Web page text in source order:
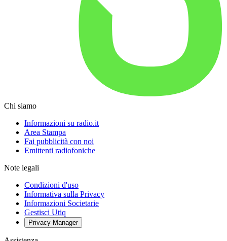
Chi siamo
Informazioni su radio.it
Area Stampa
Fai pubblicità con noi
Emittenti radiofoniche
Note legali
Condizioni d'uso
Informativa sulla Privacy
Informazioni Societarie
Gestisci Utiq
Privacy-Manager